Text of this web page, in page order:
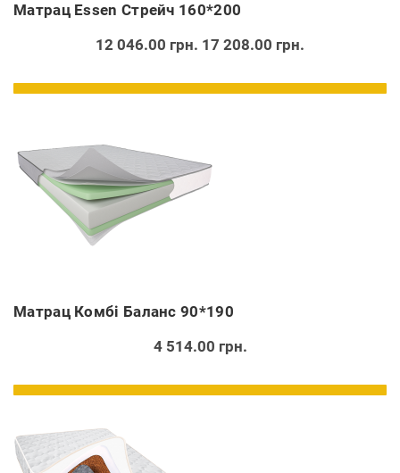
Матрац Essen Стрейч 160*200
12 046.00 грн. 17 208.00 грн.
Матрац Комбі Баланс 90*190
4 514.00 грн.